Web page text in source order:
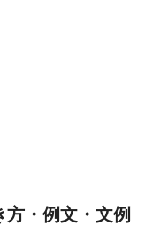
・例文・文例